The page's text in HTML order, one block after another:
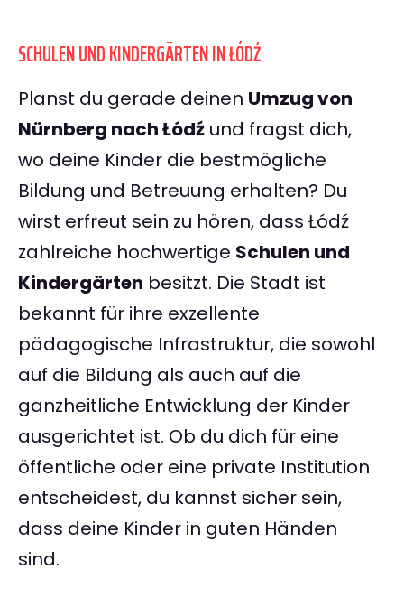
SCHULEN UND KINDERGÄRTEN IN ŁÓDŹ
Planst du gerade deinen Umzug von
Nürnberg nach Łódź und fragst dich,
wo deine Kinder die bestmögliche
Bildung und Betreuung erhalten? Du
wirst erfreut sein zu hören, dass Łódź
zahlreiche hochwertige Schulen und
Kindergärten besitzt. Die Stadt ist
bekannt für ihre exzellente
pädagogische Infrastruktur, die sowohl
auf die Bildung als auch auf die
ganzheitliche Entwicklung der Kinder
ausgerichtet ist. Ob du dich für eine
öffentliche oder eine private Institution
entscheidest, du kannst sicher sein,
dass deine Kinder in guten Händen
sind.